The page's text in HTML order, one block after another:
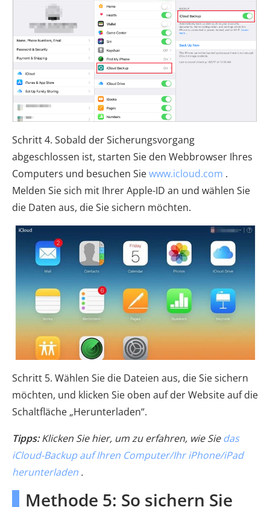
Schritt 4. Sobald der Sicherungsvorgang
abgeschlossen ist, starten Sie den Webbrowser Ihres
Computers und besuchen Siewww.icloud.com .
Melden Sie sich mit Ihrer Apple-ID an und wählen Sie
die Daten aus, die Sie sichern möchten.
Schritt 5. Wählen Sie die Dateien aus, die Sie sichern
möchten, und klicken Sie oben auf der Website auf die
Schaltfläche „Herunterladen“.
Tipps:Klicken Sie hier, um zu erfahren, wie Siedas
iCloud-Backup auf Ihren Computer/Ihr iPhone/iPad
herunterladen .
Methode 5: So sichern Sie